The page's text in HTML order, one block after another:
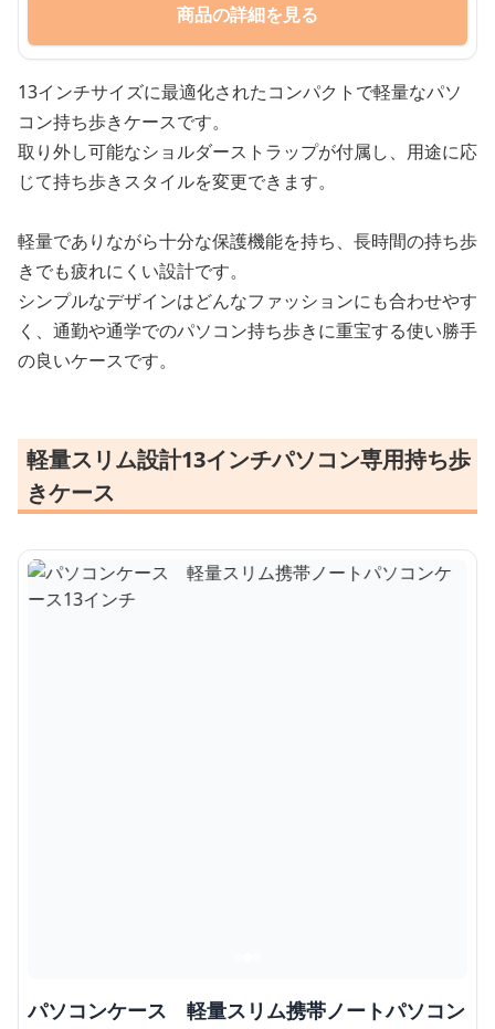
商品の詳細を見る
13インチサイズに最適化されたコンパクトで軽量なパソ
コン持ち歩きケースです。
取り外し可能なショルダーストラップが付属し、用途に応
じて持ち歩きスタイルを変更できます。
軽量でありながら十分な保護機能を持ち、長時間の持ち歩
きでも疲れにくい設計です。
シンプルなデザインはどんなファッションにも合わせやす
く、通勤や通学でのパソコン持ち歩きに重宝する使い勝手
の良いケースです。
軽量スリム設計13インチパソコン専用持ち歩
きケース
パソコンケース 軽量スリム携帯ノートパソコン